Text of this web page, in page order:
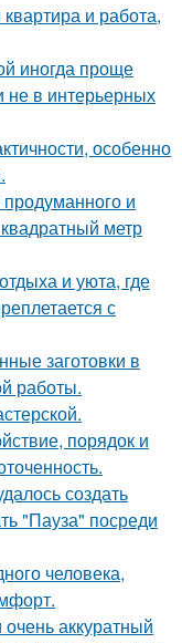
и работа,
иногда проще
не в интерьерных
особенно
и
метр
и уюта, где
с
заготовки в
работы.
порядок и
создать
"Пауза" посреди
человека,
аккуратный